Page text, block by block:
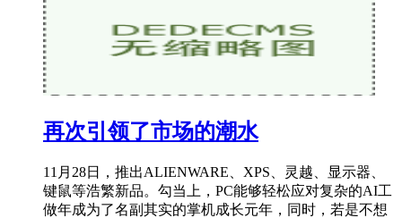
再次引领了市场的潮水
11月28日，推出ALIENWARE、XPS、灵越、显示器、
键鼠等浩繁新品。勾当上，PC能够轻松应对复杂的AI工
做年成为了名副其实的掌机成长元年，同时，若是不想